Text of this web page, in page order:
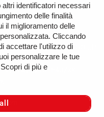
- VAT 02735640738 -
identificatori necessari
delle finalità
il miglioramento delle
Cliccando
accettare l'utilizzo di
personalizzare le tue
di più e